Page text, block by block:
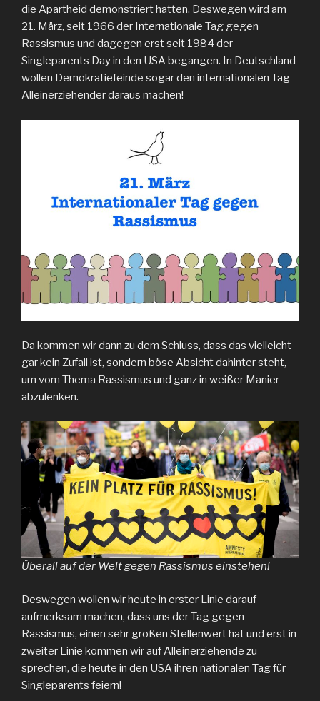
die Apartheid demonstriert hatten. Deswegen wird am
21. März, seit 1966 der Internationale Tag gegen
Rassismus und dagegen erst seit 1984 der
Singleparents Day in den USA begangen. In Deutschland
wollen Demokratiefeinde sogar den internationalen Tag
Alleinerziehender daraus machen!
Da kommen wir dann zu dem Schluss, dass das vielleicht
gar kein Zufall ist, sondern böse Absicht dahinter steht,
um vom Thema Rassismus und ganz in weißer Manier
abzulenken.
Überall auf der Welt gegen Rassismus einstehen!
Deswegen wollen wir heute in erster Linie darauf
aufmerksam machen, dass uns der Tag gegen
Rassismus, einen sehr großen Stellenwert hat und erst in
zweiter Linie kommen wir auf Alleinerziehende zu
sprechen, die heute in den USA ihren nationalen Tag für
Singleparents feiern!